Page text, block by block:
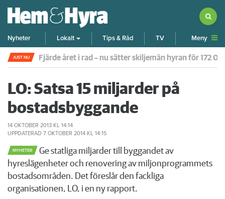
Nyheter Lokalt Tips & Råd TV Meny
JUST NU Fjärde året i rad – nu sätter skiljemän hyran för 172
LO: Satsa 15 miljarder på
bostadsbyggande
14 OKTOBER 2013 KL 14:14
UPPDATERAD 7 OKTOBER 2014 KL 14:15
NYHETER
Ge statliga miljarder till byggandet av
hyreslägenheter och renovering av miljonprogrammets
bostadsområden. Det föreslår den fackliga
organisationen, LO, i en ny rapport.